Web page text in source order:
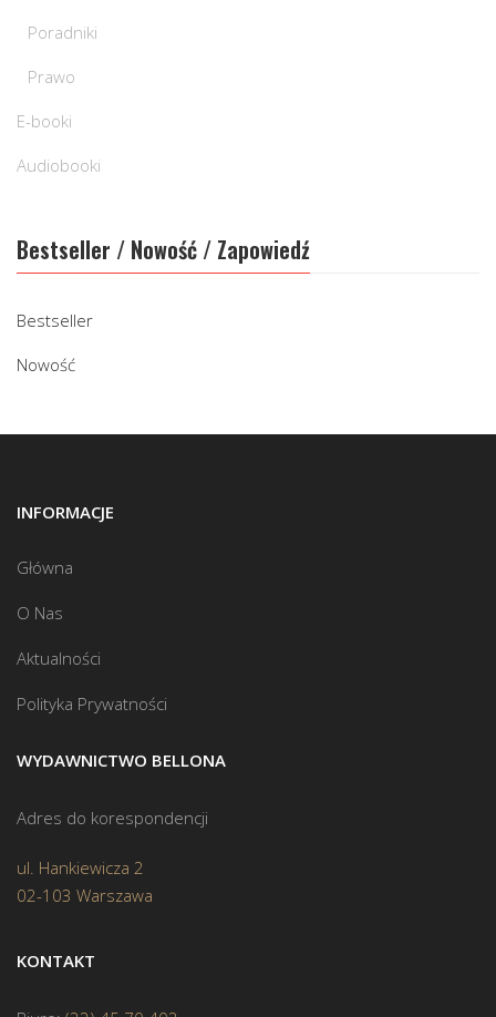
Poradniki
Prawo
E-booki
Audiobooki
Bestseller / Nowość / Zapowiedź
Bestseller
Nowość
INFORMACJE
Główna
O Nas
Aktualności
Polityka Prywatności
WYDAWNICTWO BELLONA
Adres do korespondencji
ul. Hankiewicza 2
02-103 Warszawa
KONTAKT